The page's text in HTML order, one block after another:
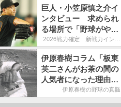
巨人・小笠原慎之介イ
ンタビュー 求められ
る場所で「野球がやり
たくても、欲しいとい
続けることはできな
い」
2026戦力確定 新戦力インタ
ビュー
伊原春樹コラム「板東
英二さんがお茶の間の
人気者になった理由
甲子園の伝説、中日の
伊原春樹の野球の真髄